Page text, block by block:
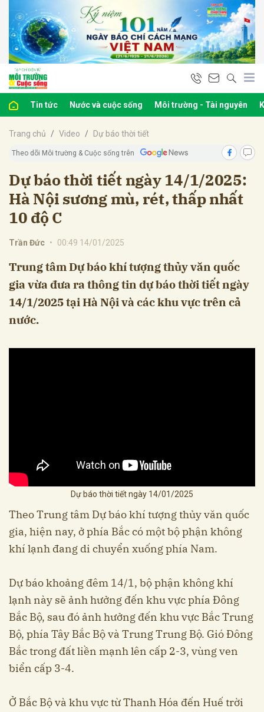
Tin tức Nước và cuộc sống Môi trường - Tài nguyên
Trang chủ Video Dự báo thời tiết
Theo dõi Môi trường & Cuộc sống trên
Dự báo thời tiết ngày 14/1/2025:
Hà Nội sương mù, rét, thấp nhất
10 độ C
Trần Đức • 00:49 14/01/2025
Trung tâm Dự báo khí tượng thủy văn quốc
gia vừa đưa ra thông tin dự báo thời tiết ngày
14/1/2025 tại Hà Nội và các khu vực trên cả
nước.
Dự báo thời tiết ngày 14/01/2025
Theo Trung tâm Dự báo khí tượng thủy văn quốc
gia, hiện nay, ở phía Bắc có một bộ phận không
khí lạnh đang di chuyển xuống phía Nam.
Dự báo khoảng đêm 14/1, bộ phận không khí
lạnh này sẽ ảnh hưởng đến khu vực phía Đông
Bắc Bộ, sau đó ảnh hưởng đến khu vực Bắc Trung
Bộ, phía Tây Bắc Bộ và Trung Trung Bộ. Gió Đông
Bắc trong đất liền mạnh lên cấp 2-3, vùng ven
biển cấp 3-4.
Ở Bắc Bộ và khu vực từ Thanh Hóa đến Huế trời
luận
Hủy